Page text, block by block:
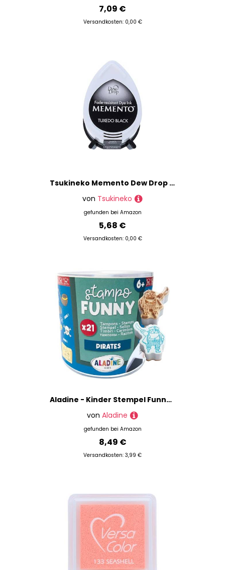
7,09 €
Versandkosten: 0,00 €
Tsukineko Memento Dew Drop Tinte Pads Tsukineko Dew Drop Pad, Tuxedo Schwarz
von Tsukineko
gefunden bei Amazon
5,68 €
Versandkosten: 0,00 €
Aladine - Kinder Stempel Funny Piraten
von Aladine
gefunden bei Amazon
8,49 €
Versandkosten: 3,99 €